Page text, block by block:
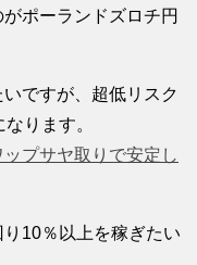
ポーランドズロチ円
ですが、超低リスク
ります。
プサヤ取りで安定し
10％以上を稼ぎたい